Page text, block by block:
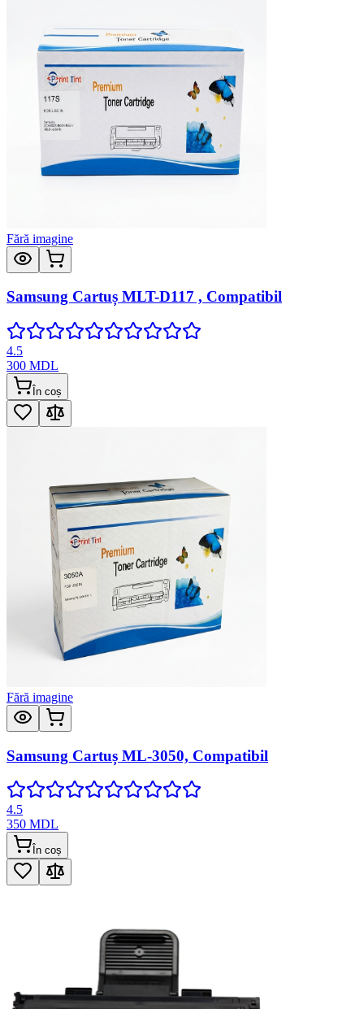
Fără imagine
Samsung Cartuș MLT-D117 , Compatibil
4.5
300 MDL
În coș
Fără imagine
Samsung Cartuș ML-3050, Compatibil
4.5
350 MDL
În coș